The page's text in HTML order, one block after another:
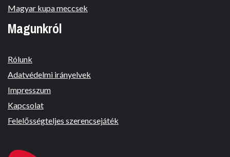
Magyar kupa meccsek
Magunkról
Rólunk
Adatvédelmi irányelvek
Impresszum
Kapcsolat
Felelősségteljes szerencsejáték